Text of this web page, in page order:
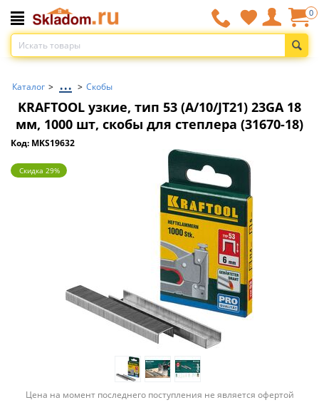
0
Каталог > ... > Скобы
KRAFTOOL узкие, тип 53 (A/10/JT21) 23GA 18
мм, 1000 шт, скобы для степлера (31670-18)
Код: MKS19632
Скидка 29%
Цена на момент последнего поступления не является офертой